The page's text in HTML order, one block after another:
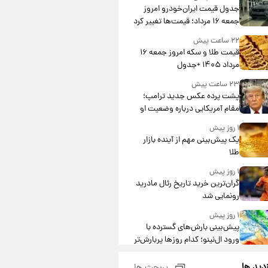
جدول قیمت ایران‌خودرو امروز
جمعه ۱۶ مرداد؛ قیمت‌ها تغییر کرد
۲۲ ساعت پیش
قیمت طلا و سکه امروز جمعه ۱۶
مرداد ۱۴۰۵ +جدول
۲۳ ساعت پیش
پشت پرده عکس جدید ترامپ؛
مقام آمریکایی درباره وضعیت او
چه گفت؟
۱ روز پیش
یک پیش‌بینی مهم از آینده بازار
طلا
۱ روز پیش
گران‌ترین خرید تاریخ رئال مادرید
رونمایی شد
۱ روز پیش
پیش‌بینی بارش‌های گسترده با
ورود ال‌نینو؛ کدام روزها پربارش‌تر